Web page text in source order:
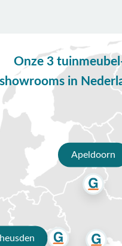
Het grootste voordeel
kopen bij Van der
kopen doe je natuurlijk bij Van
méér dan 80 jaar ervaring zijn
Bestel jouw favoriete beige
in het echt bekijken? Je bent
onze showrooms in
deskundige collega’s staan voor
Profiteer van gratis verzending
vanaf €50,-. Daar ben je écht blij
Onze 3
showrooms in
Apeldoorn